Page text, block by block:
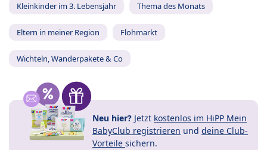
Kleinkinder im 3. Lebensjahr Thema des Monats
Eltern in meiner Region Flohmarkt
Wichteln, Wanderpakete & Co
Neu hier? Jetzt kostenlos im HiPP Mein
BabyClub registrieren und deine Club-
Vorteile sichern.